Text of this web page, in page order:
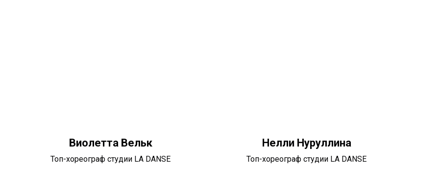
Виолетта Вельк
Топ-хореограф студии LA DANSE
Нелли Нуруллина
Топ-хореограф студии LA DANSE